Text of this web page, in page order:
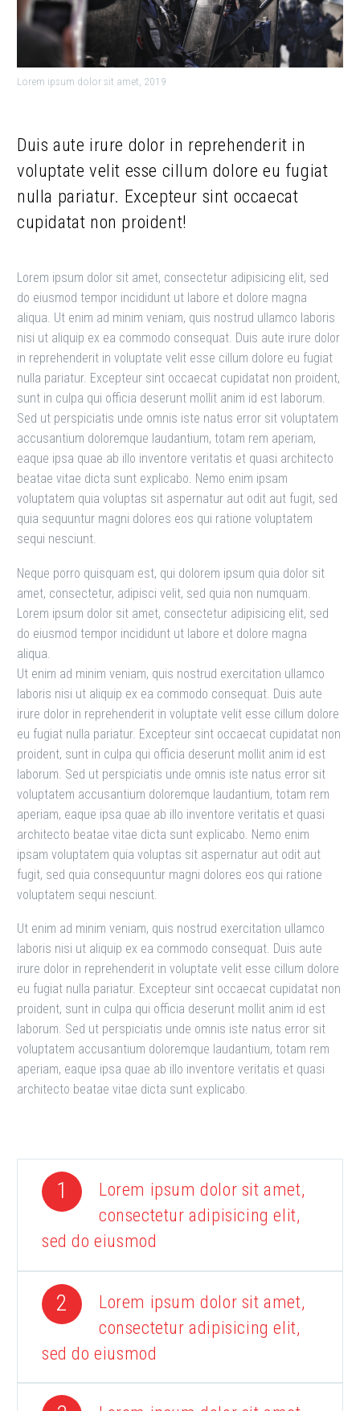
Lorem ipsum dolor sit amet, 2019
Duis aute irure dolor in reprehenderit in
voluptate velit esse cillum dolore eu fugiat
nulla pariatur. Excepteur sint occaecat
cupidatat non proident!
Lorem ipsum dolor sit amet, consectetur adipisicing elit, sed
do eiusmod tempor incididunt ut labore et dolore magna
aliqua. Ut enim ad minim veniam, quis nostrud ullamco laboris
nisi ut aliquip ex ea commodo consequat. Duis aute irure dolor
in reprehenderit in voluptate velit esse cillum dolore eu fugiat
nulla pariatur. Excepteur sint occaecat cupidatat non proident,
sunt in culpa qui officia deserunt mollit anim id est laborum.
Sed ut perspiciatis unde omnis iste natus error sit voluptatem
accusantium doloremque laudantium, totam rem aperiam,
eaque ipsa quae ab illo inventore veritatis et quasi architecto
beatae vitae dicta sunt explicabo. Nemo enim ipsam
voluptatem quia voluptas sit aspernatur aut odit aut fugit, sed
quia sequuntur magni dolores eos qui ratione voluptatem
sequi nesciunt.
Neque porro quisquam est, qui dolorem ipsum quia dolor sit
amet, consectetur, adipisci velit, sed quia non numquam.
Lorem ipsum dolor sit amet, consectetur adipisicing elit, sed
do eiusmod tempor incididunt ut labore et dolore magna
aliqua.
Ut enim ad minim veniam, quis nostrud exercitation ullamco
laboris nisi ut aliquip ex ea commodo consequat. Duis aute
irure dolor in reprehenderit in voluptate velit esse cillum dolore
eu fugiat nulla pariatur. Excepteur sint occaecat cupidatat non
proident, sunt in culpa qui officia deserunt mollit anim id est
laborum. Sed ut perspiciatis unde omnis iste natus error sit
voluptatem accusantium doloremque laudantium, totam rem
aperiam, eaque ipsa quae ab illo inventore veritatis et quasi
architecto beatae vitae dicta sunt explicabo. Nemo enim
ipsam voluptatem quia voluptas sit aspernatur aut odit aut
fugit, sed quia consequuntur magni dolores eos qui ratione
voluptatem sequi nesciunt.
Ut enim ad minim veniam, quis nostrud exercitation ullamco
laboris nisi ut aliquip ex ea commodo consequat. Duis aute
irure dolor in reprehenderit in voluptate velit esse cillum dolore
eu fugiat nulla pariatur. Excepteur sint occaecat cupidatat non
proident, sunt in culpa qui officia deserunt mollit anim id est
laborum. Sed ut perspiciatis unde omnis iste natus error sit
voluptatem accusantium doloremque laudantium, totam rem
aperiam, eaque ipsa quae ab illo inventore veritatis et quasi
architecto beatae vitae dicta sunt explicabo.
1
Lorem ipsum dolor sit amet,
consectetur adipisicing elit,
sed do eiusmod
2
Lorem ipsum dolor sit amet,
consectetur adipisicing elit,
sed do eiusmod